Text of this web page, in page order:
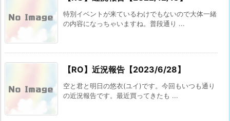
特別イベントが来ているわけでもないので大体一緒
の内容になっちゃいますね。普段通り ...
【RO】近況報告【2023/6/28】
空と君と明日の悠衣(ユイ)です。今回もいつも通り
の近況報告です。最近買ってきたも ...